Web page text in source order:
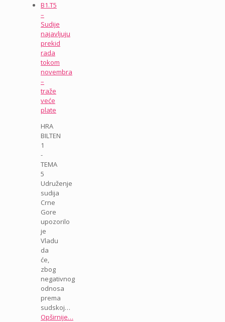
B1.T5
–
Sudije
najavljuju
prekid
rada
tokom
novembra
–
traže
veće
plate
HRA
BILTEN
1
-
TEMA
5
Udruženje
sudija
Crne
Gore
upozorilo
je
Vladu
da
će,
zbog
negativnog
odnosa
prema
sudskoj…
Opširnije…